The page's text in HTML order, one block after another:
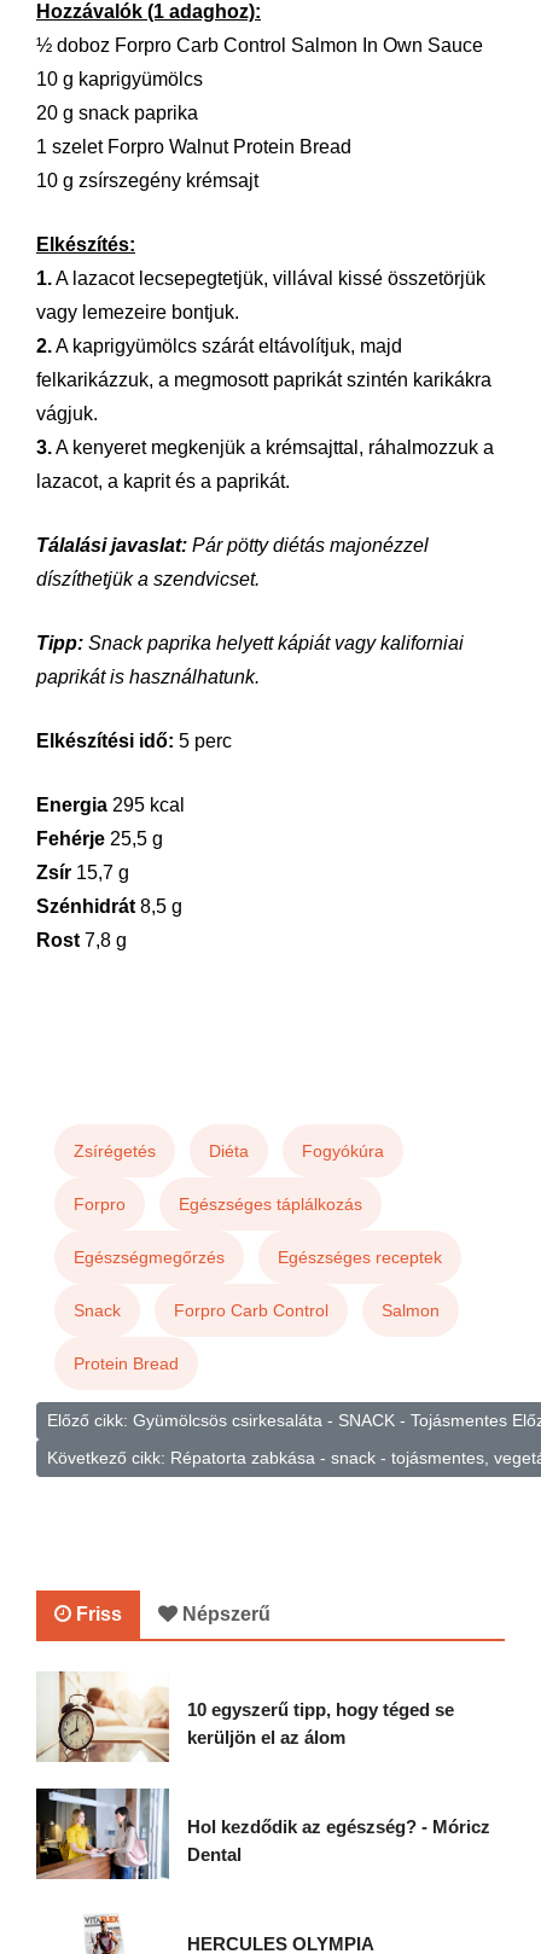
Hozzávalók (1 adaghoz):
½ doboz Forpro Carb Control Salmon In Own Sauce
10 g kaprigyümölcs
20 g snack paprika
1 szelet Forpro Walnut Protein Bread
10 g zsírszegény krémsajt
Elkészítés:
1.A lazacot lecsepegtetjük, villával kissé összetörjük
vagy lemezeire bontjuk.
2.A kaprigyümölcs szárát eltávolítjuk, majd
felkarikázzuk, a megmosott paprikát szintén karikákra
vágjuk.
3.A kenyeret megkenjük a krémsajttal, ráhalmozzuk a
lazacot, a kaprit és a paprikát.
Tálalási javaslat: Pár pötty diétás majonézzel
díszíthetjük a szendvicset.
Tipp: Snack paprika helyett kápiát vagy kaliforniai
paprikát is használhatunk.
Elkészítési idő: 5 perc
Energia 295 kcal
Fehérje 25,5 g
Zsír 15,7 g
Szénhidrát 8,5 g
Rost 7,8 g
Zsírégetés Diéta Fogyókúra
Forpro Egészséges táplálkozás
Egészségmegőrzés Egészséges receptek
Snack Forpro Carb Control Salmon
Protein Bread
Előző cikk: Gyümölcsös csirkesaláta - SNACK - Tojásmentes
Következő cikk: Répatorta zabkása - snack - tojásmentes,
Friss Népszerű
10 egyszerű tipp, hogy téged se
kerüljön el az álom
Hol kezdődik az egészség? - Móricz
Dental
HERCULES OLYMPIA